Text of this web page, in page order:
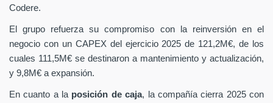
Codere.
El grupo refuerza su compromiso con la reinversión en el
negocio con un CAPEX del ejercicio 2025 de 121,2M€, de los
cuales 111,5M€ se destinaron a mantenimiento y actualización,
y 9,8M€ a expansión.
En cuanto a la posición de caja, la compañía cierra 2025 con